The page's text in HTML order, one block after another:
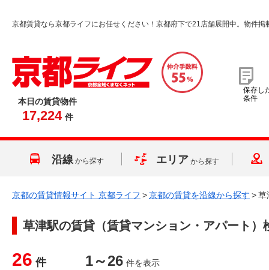
京都賃貸なら京都ライフにお任せください！京都府下で21店舗展開中。物件掲
本日の賃貸物件
17,224 件
保存し
条件
沿線 から探す エリア から探す
京都の賃貸情報サイト 京都ライフ >京都の賃貸を沿線から探す >草
草津駅の賃貸（賃貸マンション・アパート）
26 件 1～26 件を表示